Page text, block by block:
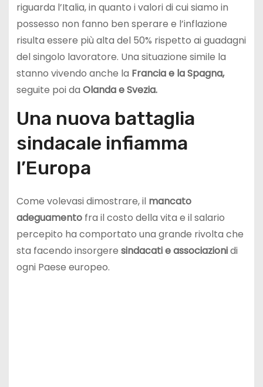
riguarda l’Italia, in quanto i valori di cui siamo in
possesso non fanno ben sperare e l’inflazione
risulta essere più alta del 50% rispetto ai guadagni
del singolo lavoratore. Una situazione simile la
stanno vivendo anche la Francia e la Spagna,
seguite poi da Olanda e Svezia.
Una nuova battaglia
sindacale infiamma
l’Europa
Come volevasi dimostrare, il mancato
adeguamentofra il costo della vita e il salario
percepito ha comportato una grande rivolta che
sta facendo insorgere sindacati e associazionidi
ogni Paese europeo.